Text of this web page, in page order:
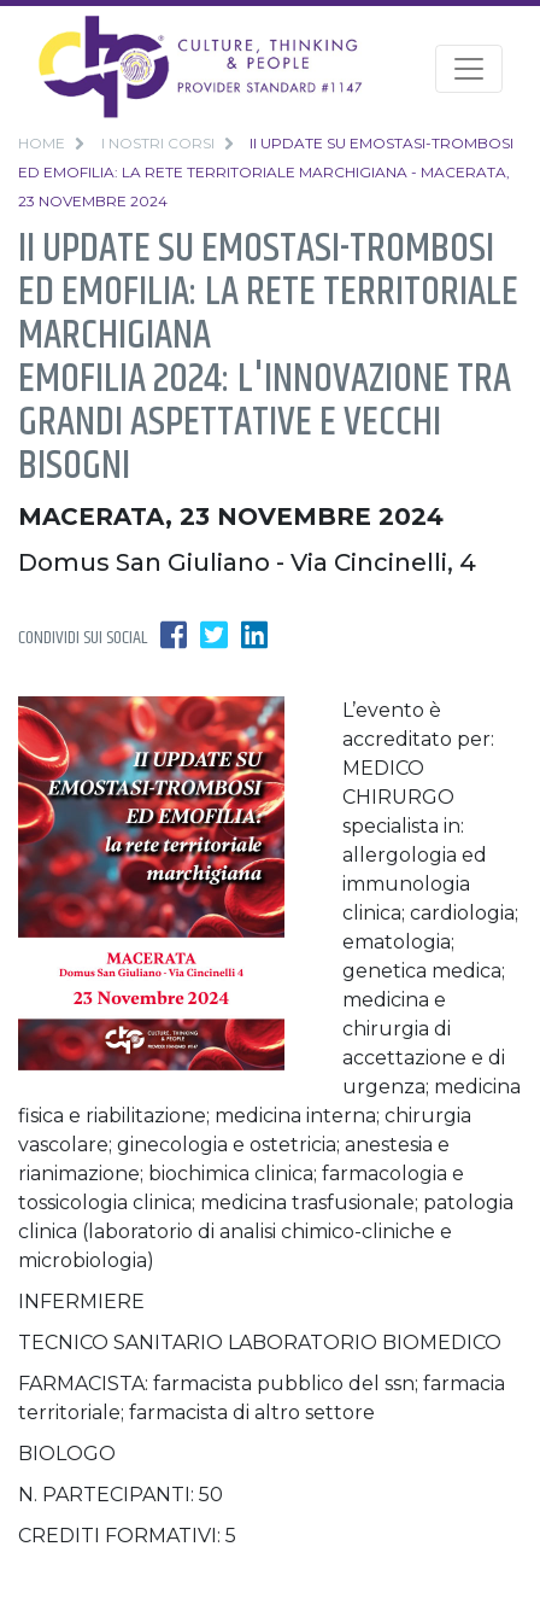
HOME I NOSTRI CORSI
II UPDATE SU EMOSTASI-TROMBOSI
ED EMOFILIA: LA RETE TERRITORIALE MARCHIGIANA - MACERATA,
23 NOVEMBRE 2024
II UPDATE SU EMOSTASI-TROMBOSI
ED EMOFILIA: LA RETE TERRITORIALE
MARCHIGIANA
EMOFILIA 2024: L'INNOVAZIONE TRA
GRANDI ASPETTATIVE E VECCHI
BISOGNI
MACERATA, 23 NOVEMBRE 2024
Domus San Giuliano - Via Cincinelli, 4
CONDIVIDI SUI SOCIAL
L’evento è
accreditato per:
MEDICO
CHIRURGO
specialista in:
allergologia ed
immunologia
clinica; cardiologia;
ematologia;
genetica medica;
medicina e
chirurgia di
accettazione e di
urgenza; medicina
fisica e riabilitazione; medicina interna; chirurgia
vascolare; ginecologia e ostetricia; anestesia e
rianimazione; biochimica clinica; farmacologia e
tossicologia clinica; medicina trasfusionale; patologia
clinica (laboratorio di analisi chimico-cliniche e
microbiologia)
INFERMIERE
TECNICO SANITARIO LABORATORIO BIOMEDICO
FARMACISTA: farmacista pubblico del ssn; farmacia
territoriale; farmacista di altro settore
BIOLOGO
N. PARTECIPANTI: 50
CREDITI FORMATIVI: 5